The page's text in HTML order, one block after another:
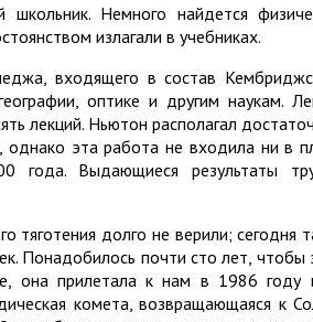
Немного найдется
излагали в учебниках.
входящего в состав
оптике и другим наукам.
лекций. Ньютон располагал
однако эта работа не входила ни в
года. Выдающиеся результаты
тяготения долго не верили; сегодня
Понадобилось почти сто лет, чтобы
она прилетала к нам в 1986 году
комета, возвращающаяся к